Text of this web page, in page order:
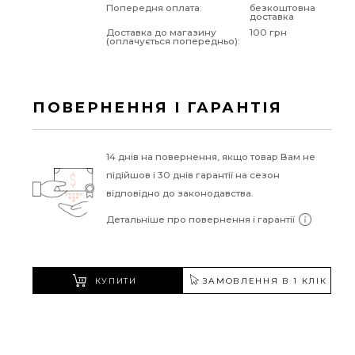
Попередня оплата: безкоштовна
доставка
Доставка до магазину
(оплачується попередньо):
100 грн
ПОВЕРНЕННЯ І ГАРАНТІЯ
14 днів на повернення, якщо товар Вам не
підійшов і 30 днів гарантії на сезон
відповідно до законодавства.
Детальніше про повернення і гарантії
КУПИТИ ЗАМОВЛЕННЯ В 1 КЛІК